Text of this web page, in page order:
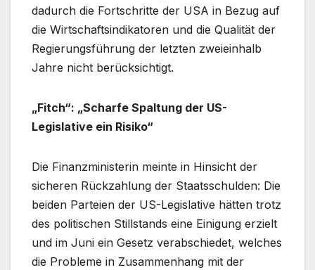
dadurch die Fortschritte der USA in Bezug auf
die Wirtschaftsindikatoren und die Qualität der
Regierungsführung der letzten zweieinhalb
Jahre nicht berücksichtigt.
„Fitch“: „Scharfe Spaltung der US-
Legislative ein Risiko“
Die Finanzministerin meinte in Hinsicht der
sicheren Rückzahlung der Staatsschulden: Die
beiden Parteien der US-Legislative hätten trotz
des politischen Stillstands eine Einigung erzielt
und im Juni ein Gesetz verabschiedet, welches
die Probleme in Zusammenhang mit der